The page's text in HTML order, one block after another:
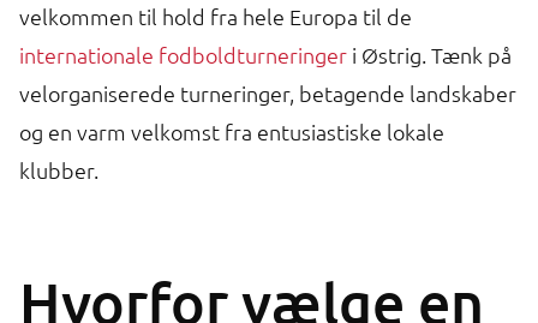
velkommen til hold fra hele Europa til de
internationale fodboldturneringer i Østrig. Tænk på
velorganiserede turneringer, betagende landskaber
og en varm velkomst fra entusiastiske lokale
klubber.
Hvorfor vælge en